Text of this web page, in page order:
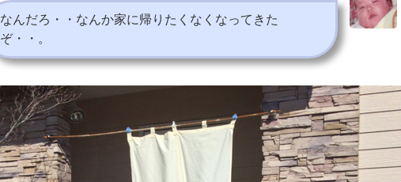
なんだろ・・なんか家に帰りたくなくなってきた
ぞ・・。